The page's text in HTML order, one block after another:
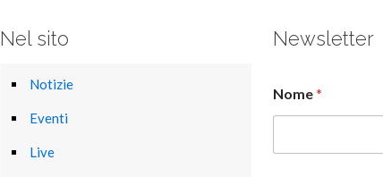
Nel sito
Notizie
Eventi
Live
Newsletter
Nome*